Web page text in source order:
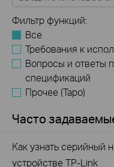
Фильтр функций:
Все
Требования к
Вопросы и ответы
спецификаций
Прочее (Tapo)
Часто
Как узнать серийный
устройстве TP-Link